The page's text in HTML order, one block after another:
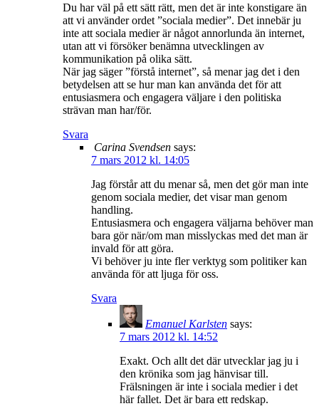
Du har väl på ett sätt rätt, men det är inte konstigare än
att vi använder ordet ”sociala medier”. Det innebär ju
inte att sociala medier är något annorlunda än internet,
utan att vi försöker benämna utvecklingen av
kommunikation på olika sätt.
När jag säger ”förstå internet”, så menar jag det i den
betydelsen att se hur man kan använda det för att
entusiasmera och engagera väljare i den politiska
strävan man har/för.
Svara
Carina Svendsen says:
7 mars 2012 kl. 14:05
Jag förstår att du menar så, men det gör man inte
genom sociala medier, det visar man genom
handling.
Entusiasmera och engagera väljarna behöver man
bara gör när/om man misslyckas med det man är
invald för att göra.
Vi behöver ju inte fler verktyg som politiker kan
använda för att ljuga för oss.
Svara
Emanuel Karlsten says:
7 mars 2012 kl. 14:52
Exakt. Och allt det där utvecklar jag ju i
den krönika som jag hänvisar till.
Frälsningen är inte i sociala medier i det
här fallet. Det är bara ett redskap.